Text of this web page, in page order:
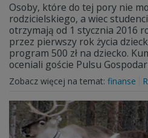
Osoby, które do tej pory nie
rodzicielskiego, a wiec
otrzymają od 1 stycznia 2016
przez pierwszy rok życia
program 500 zł na dziecko.
oceniali goście Pulsu
Zobacz więcej na temat: finanse